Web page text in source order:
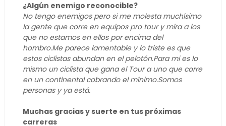
¿Algún enemigo reconocible?
No tengo enemigos pero si me molesta muchísimo
la gente que corre en equipos pro tour y mira a los
que no estamos en ellos por encima del
hombro.Me parece lamentable y lo triste es que
estos ciclistas abundan en el pelotón.Para mi es lo
mismo un ciclista que gana el Tour a uno que corre
en un continental cobrando el mínimo.Somos
personas y ya está.
Muchas gracias y suerte en tus próximas
carreras